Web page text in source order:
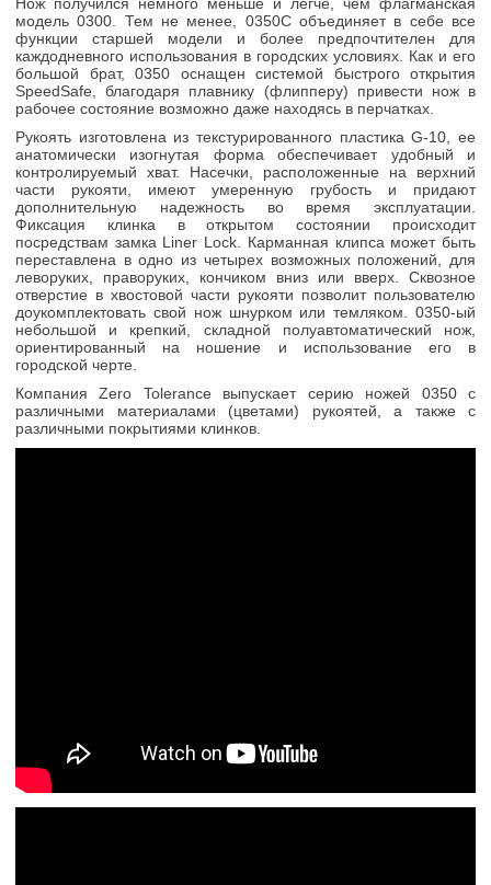
модель 0300. Тем не менее, 0350Cобъединяет в себе все
функции старшей модели и более предпочтителен для
каждодневного использования в городских условиях. Как и его
большой брат, 0350 оснащен системой быстрого открытия
SpeedSafe, благодаря плавнику (флипперу) привести нож в
рабочее состояние возможно даже находясь в перчатках.
Рукоять изготовлена из текстурированного пластика G-10, ее
анатомически изогнутая форма обеспечивает удобный и
контролируемый хват. Насечки, расположенные на верхний
части рукояти, имеют умеренную грубость и придают
дополнительную надежность во время эксплуатации.
Фиксация клинка в открытом состоянии происходит
посредствам замка Liner Lock. Карманная клипса может быть
переставлена в одно из четырех возможных положений, для
леворуких, праворуких, кончиком вниз или вверх. Сквозное
отверстие в хвостовой части рукояти позволит пользователю
доукомплектовать свой нож шнурком или темляком. 0350-ый
небольшой и крепкий, складной полуавтоматический нож,
ориентированный на ношение и использование его в
городской черте.
Компания Zero Tolerance выпускает серию ножей 0350 с
различными материалами (цветами) рукоятей, а также с
различными покрытиями клинков.